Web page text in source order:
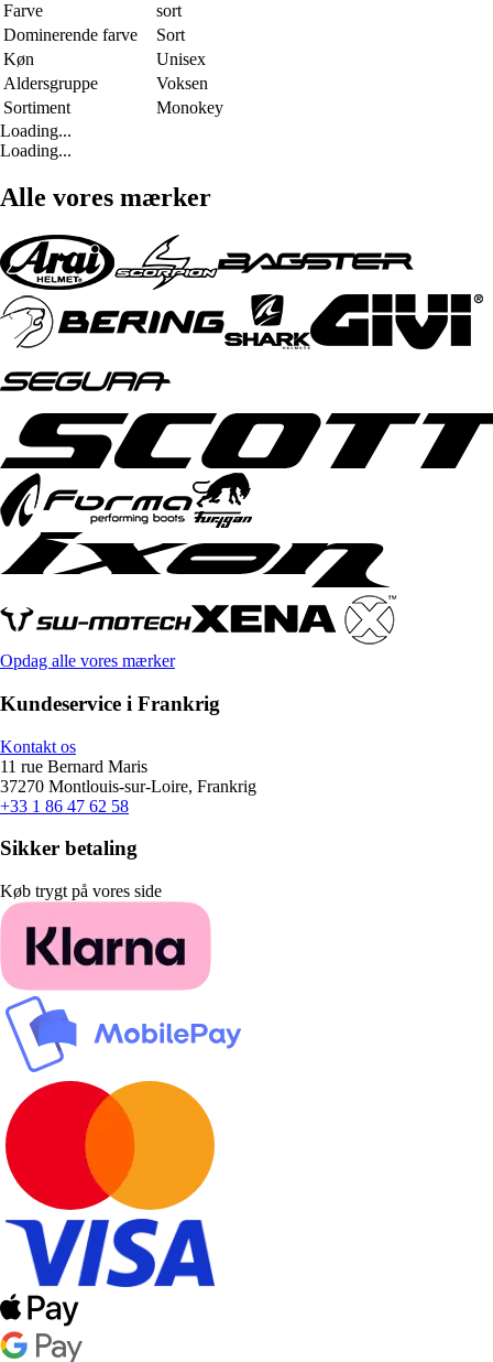
Farve
sort
Dominerende farve
Sort
Køn
Unisex
Aldersgruppe
Voksen
Sortiment
Monokey
Loading...
Loading...
Alle vores mærker
Opdag alle vores mærker
Kundeservice i Frankrig
Kontakt os
11 rue Bernard Maris
37270 Montlouis-sur-Loire, Frankrig
+33 1 86 47 62 58
Sikker betaling
Køb trygt på vores side